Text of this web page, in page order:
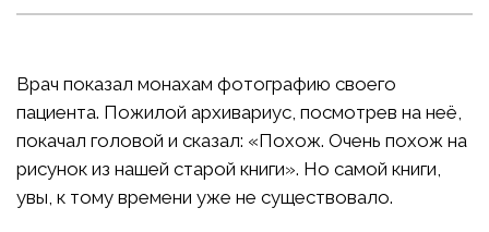
Врач показал монахам фотографию своего
пациента. Пожилой архивариус, посмотрев на неё,
покачал головой и сказал: «Похож. Очень похож на
рисунок из нашей старой книги». Но самой книги,
увы, к тому времени уже не существовало.